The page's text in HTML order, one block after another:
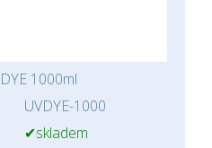
1000ml
UVDYE-1000
✔skladem